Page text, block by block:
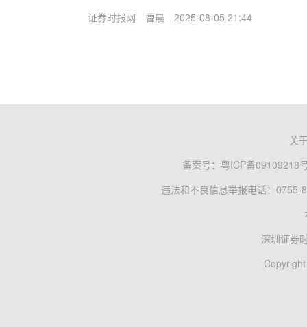
证券时报网 曹晨 2025-08-05 21:44
关
备案号： 粤ICP备09109218
违法和不良信息举报电话：0755-
深圳证券